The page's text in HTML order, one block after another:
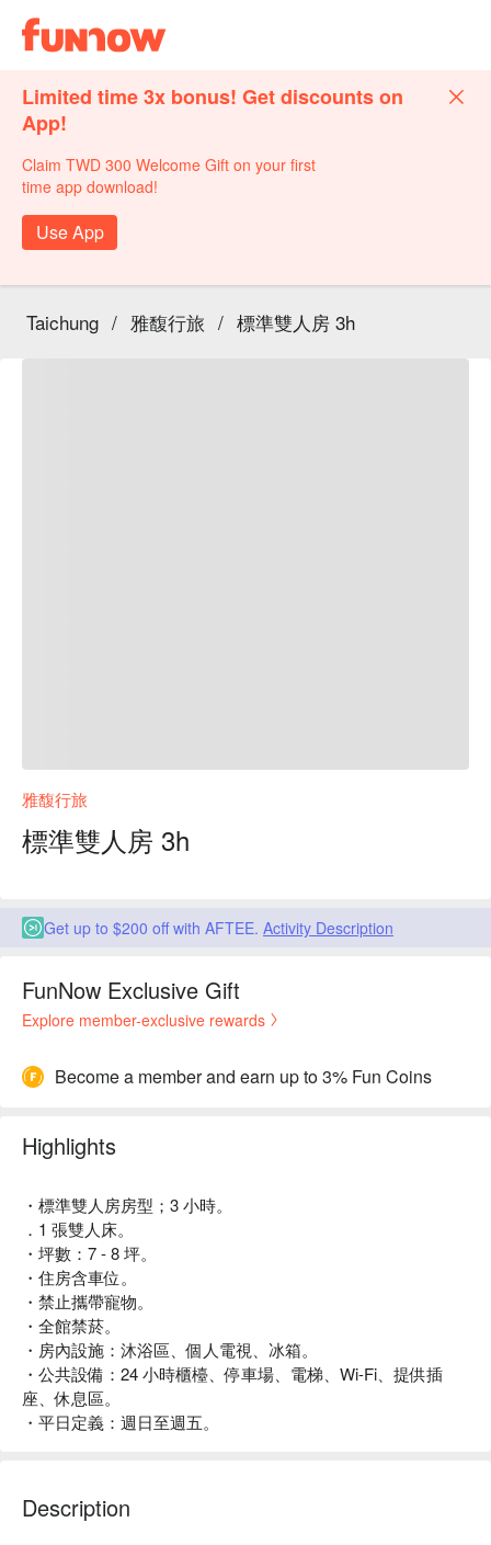
Limited time 3x bonus! Get discounts on
App!
Claim TWD 300 Welcome Gift on your first
time app download!
Use App
Taichung / 雅馥行旅 / 標準雙人房 3h
雅馥行旅
標準雙人房 3h
Get up to $200 off with AFTEE. Activity Description
FunNow Exclusive Gift
Explore member-exclusive rewards
Become a member and earn up to 3% Fun Coins
Highlights
・標準雙人房房型；3 小時。
．1 張雙人床。
・坪數：7 - 8 坪。
・住房含車位。
・禁止攜帶寵物。
・全館禁菸。
・房內設施：沐浴區、個人電視、冰箱。
・公共設備：24 小時櫃檯、停車場、電梯、Wi-Fi、提供插
座、休息區。
・平日定義：週日至週五。
Description